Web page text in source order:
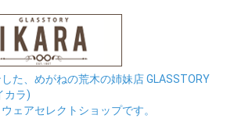
た、めがねの荒木の姉妹店 GLASSTORY
カラ)
ェアセレクトショップです。